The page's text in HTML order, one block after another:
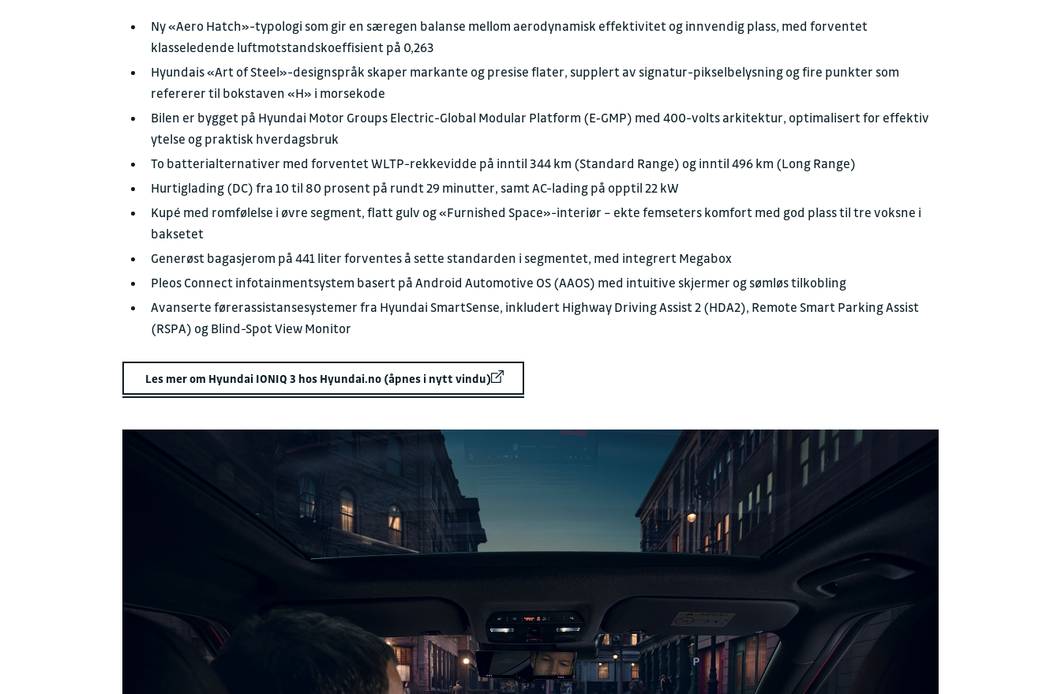
Ny «Aero Hatch»-typologi som gir en særegen balanse mellom aerodynamisk effektivitet og innvendig plass, med forventet
klasseledende luftmotstandskoeffisient på 0,263
Hyundais «Art of Steel»-designspråk skaper markante og presise flater, supplert av signatur-pikselbelysning og fire punkter som
refererer til bokstaven «H» i morsekode
Bilen er bygget på Hyundai Motor Groups Electric-Global Modular Platform (E‑GMP) med 400-volts arkitektur, optimalisert for effektiv
ytelse og praktisk hverdagsbruk
To batterialternativer med forventet WLTP-rekkevidde på inntil 344 km (Standard Range) og inntil 496 km (Long Range)
Hurtiglading (DC) fra 10 til 80 prosent på rundt 29 minutter, samt AC-lading på opptil 22 kW
Kupé med romfølelse i øvre segment, flatt gulv og «Furnished Space»-interiør – ekte femseters komfort med god plass til tre voksne i
baksetet
Generøst bagasjerom på 441 liter forventes å sette standarden i segmentet, med integrert Megabox
Pleos Connect infotainmentsystem basert på Android Automotive OS (AAOS) med intuitive skjermer og sømløs tilkobling
Avanserte førerassistansesystemer fra Hyundai SmartSense, inkludert Highway Driving Assist 2 (HDA2), Remote Smart Parking Assist
(RSPA) og Blind-Spot View Monitor
Les mer om Hyundai IONIQ 3 hos Hyundai.no (åpnes i nytt vindu)